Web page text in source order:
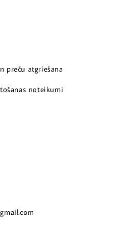
preču atgriešana
noteikumi